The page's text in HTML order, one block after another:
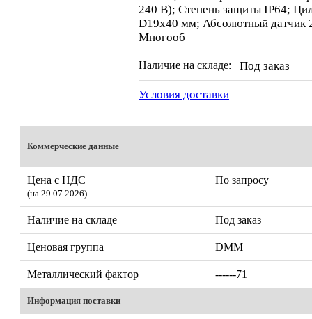
240 В); Степень защиты IP64;
D19x40 мм; Абсолютный датчик
Многооб
Наличие на складе: Под заказ
Условия доставки
Коммерческие данные
Цена с НДС
(на 29.07.2026)
По запросу
Наличие на складе Под заказ
Ценовая группа DMM
Металлический фактор ------71
Информация поставки